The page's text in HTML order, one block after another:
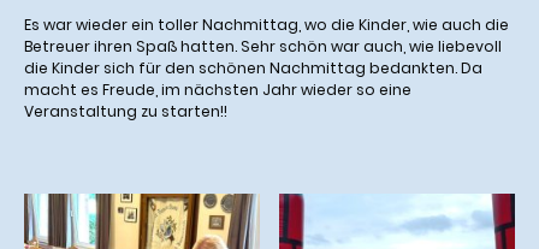
Es war wieder ein toller Nachmittag, wo die Kinder, wie auch die
Betreuer ihren Spaß hatten. Sehr schön war auch, wie liebevoll
die Kinder sich für den schönen Nachmittag bedankten. Da
macht es Freude, im nächsten Jahr wieder so eine
Veranstaltung zu starten!!